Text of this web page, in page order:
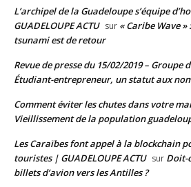
L’archipel de la Guadeloupe s’équipe
GUADELOUPE ACTU sur « Caribe Wave »
tsunami est de retour
Revue de presse du 15/02/2019 – Groupe
Étudiant-entrepreneur, un statut aux
Comment éviter les chutes dans votre
Vieillissement de la population
Les Caraïbes font appel à la blockchain
touristes | GUADELOUPE ACTU sur Doit-
billets d’avion vers les Antilles ?